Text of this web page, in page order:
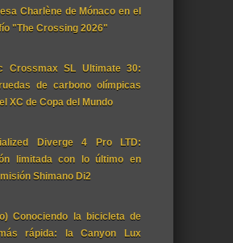
Charlène de Mónaco en el
"The Crossing 2026"
Crossmax SL Ultimate 30:
de carbono olímpicas
XC de Copa del Mundo
Diverge 4 Pro LTD:
limitada con lo último en
Shimano Di2
Conociendo la bicicleta de
rápida: la Canyon Lux